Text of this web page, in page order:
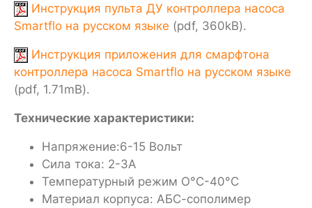
Инструкция пульта ДУ контроллера насоса
Smartflo на русском языке (pdf, 360kB).
Инструкция приложения для смарфтона
контроллера насоса Smartflo на русском языке
(pdf, 1.71mB).
Технические характеристики:
Напряжение:6-15 Вольт
Сила тока: 2-3A
Температурный режим О°С-40°С
Материал корпуса: АБС-сополимер